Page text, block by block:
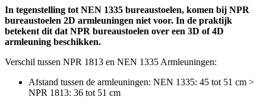
In tegenstelling tot NEN 1335 bureaustoelen, komen bij NPR
bureaustoelen 2D armleuningen niet voor. In de praktijk
betekent dit dat NPR bureaustoelen over een 3D of 4D
armleuning beschikken.
Verschil tussen NPR 1813 en NEN 1335 Armleuningen:
Afstand tussen de armleuningen: NEN 1335: 45 tot 51 cm >
NPR 1813: 36 tot 51 cm